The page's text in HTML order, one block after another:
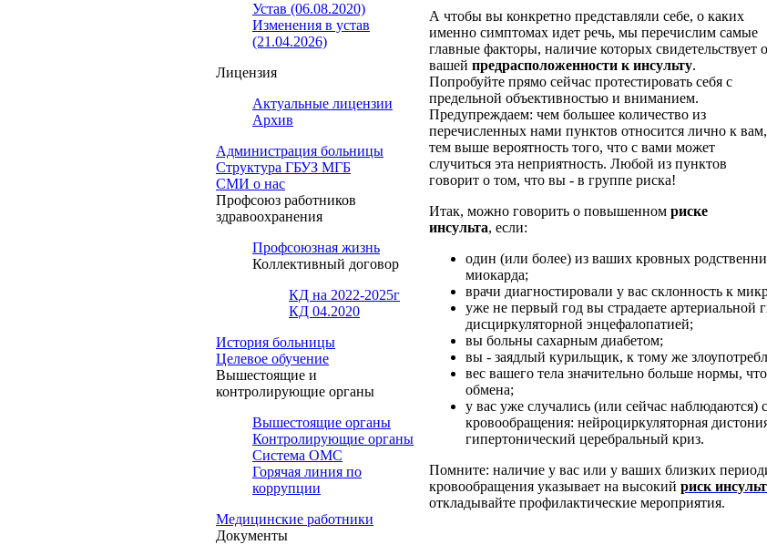
Устав (06.08.2020)
Изменения в устав
(21.04.2026)
Лицензия
Актуальные лицензии
Архив
Администрация больницы
Структура ГБУЗ МГБ
СМИ о нас
Профсоюз работников
здравоохранения
Профсоюзная жизнь
Коллективный договор
КД на 2022-2025г
КД 04.2020
История больницы
Целевое обучение
Вышестоящие и
контролирующие органы
Вышестоящие органы
Контролирующие органы
Система ОМС
Горячая линия по
коррупции
Медицинские работники
Документы
А чтобы вы конкретно представляли себе, о каких
именно симптомах идет речь, мы перечислим самые
главные факторы, наличие которых свидетельствует о
вашей предрасположенности к инсульту.
Попробуйте прямо сейчас протестировать себя с
предельной объективностью и вниманием.
Предупреждаем: чем большее количество из
перечисленных нами пунктов относится лично к вам,
тем выше вероятность того, что с вами может
случиться эта неприятность. Любой из пунктов
говорит о том, что вы - в группе риска!
Итак, можно говорить о повышенном риске
инсульта, если:
один (или более) из ваших кровных
миокарда;
врачи диагностировали у вас склонность к
уже не первый год вы страдаете артериальной
дисциркуляторной энцефалопатией;
вы больны сахарным диабетом;
вы - заядлый курильщик, к тому же
вес вашего тела значительно больше нормы,
обмена;
у вас уже случались (или сейчас наблюдаются)
кровообращения: нейроциркуляторная
гипертонический церебральный криз.
Помните: наличие у вас или у ваших близких
кровообращения указывает на высокий риск
откладывайте профилактические мероприятия.